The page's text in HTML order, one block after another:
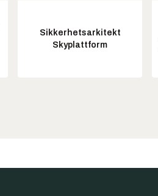
Sikkerhetsarkitekt
Skyplattform